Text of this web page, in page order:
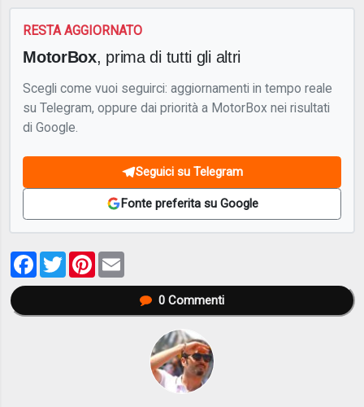
RESTA AGGIORNATO
MotorBox, prima di tutti gli altri
Scegli come vuoi seguirci: aggiornamenti in tempo reale
su Telegram, oppure dai priorità a MotorBox nei risultati
di Google.
Seguici su Telegram
Fonte preferita su Google
Facebook
TwitterPinterest
0Commenti